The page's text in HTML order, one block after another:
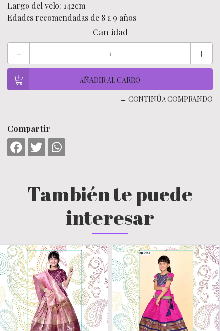
Largo del velo: 142cm
Edades recomendadas de 8 a 9 años
Cantidad
- +
← CONTINÚA COMPRANDO
Compartir
También te puede
interesar